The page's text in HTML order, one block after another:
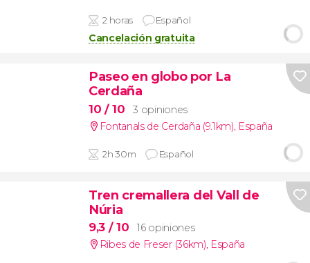
2 horas Español
Cancelación gratuita
Paseo en globo por La
Cerdaña
10 / 10
3 opiniones
Fontanals de Cerdaña (9.1km), España
2h 30m Español
Tren cremallera del Vall de
Núria
9,3 / 10
16 opiniones
Ribes de Freser (36km), España